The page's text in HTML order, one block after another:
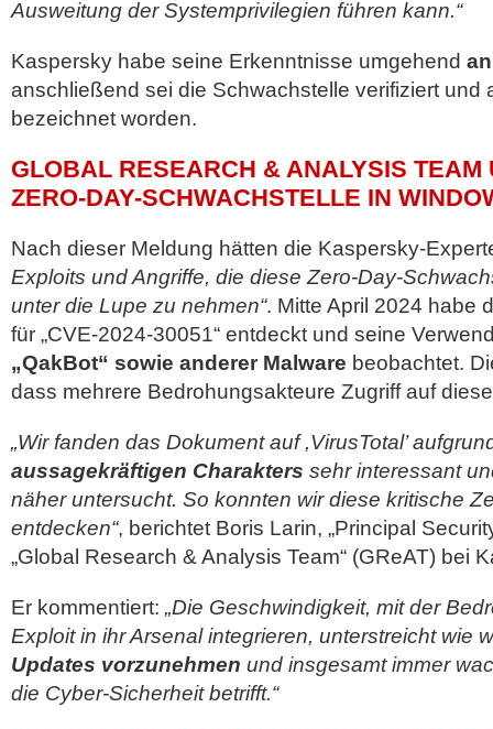
Ausweitung der Systemprivilegien führen kann.“
Kaspersky habe seine Erkenntnisse umgehend
anschließend sei die Schwachstelle verifiziert und
bezeichnet worden.
GLOBAL RESEARCH & ANALYSIS TEAM
ZERO-DAY-SCHWACHSTELLE IN
Nach dieser Meldung hätten die Kaspersky-
Exploits und Angriffe, die diese Zero-Day-
unter die Lupe zu nehmen“. Mitte April 2024 habe
für „CVE-2024-30051“ entdeckt und seine
„QakBot“ sowie anderer Malware beobachtet.
dass mehrere Bedrohungsakteure Zugriff auf
„Wir fanden das Dokument auf ,VirusTotal’
aussagekräftigen Charakters sehr interessant
näher untersucht. So konnten wir diese kritische
entdecken“, berichtet Boris Larin, „Principal
„Global Research & Analysis Team“ (GReAT) bei
Er kommentiert: „Die Geschwindigkeit, mit der
Exploit in ihr Arsenal integrieren, unterstreicht wie
Updates vorzunehmen und insgesamt immer
die Cyber-Sicherheit betrifft.“